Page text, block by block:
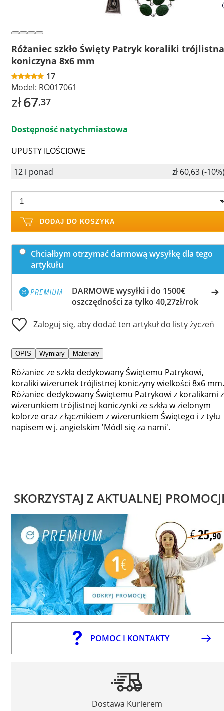
Różaniec szkło Święty Patryk koraliki trójlistna
koniczyna 8x6 mm
17
Model: RO017061
zł67,37
Dostępność natychmiastowa
UPUSTY ILOŚCIOWE
12 i ponad
zł 60,63 (-
DODAJ DO KOSZYKA
Chciałbym otrzymać darmową wysyłkę dla tego
artykułu
DARMOWE wysyłki i do 1500€
oszczędności za tylko 40,27zł/rok
Zaloguj się, aby dodać ten artykuł do listy życzeń
OPIS Wymiary Materiały
Różaniec ze szkła dedykowany Świętemu Patrykowi,
koraliki wizerunek trójlistnej koniczyny wielkości 8x6 mm.
Różaniec dedykowany Świętemu Patrykowi z koralikami z
wizerunkiem trójlistnej koniczynki ze szkła w zielonym
kolorze oraz z łącznikiem z wizerunkiem Świętego i z tyłu
napisem w j. angielskim 'Módl się za nami'.
SKORZYSTAJ Z AKTUALNEJ
POMOC I KONTAKTY
Dostawa Kurierem